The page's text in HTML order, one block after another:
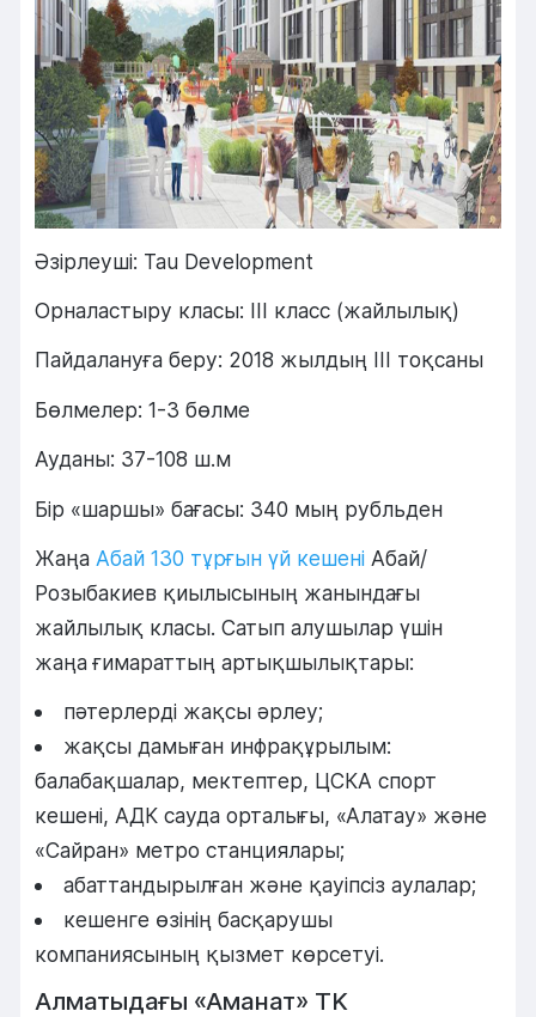
Әзірлеуші: Tau Development
Орналастыру класы: III класс (жайлылық)
Пайдалануға беру: 2018 жылдың III тоқсаны
Бөлмелер: 1-3 бөлме
Ауданы: 37-108 ш.м
Бір «шаршы» бағасы: 340 мың рубльден
Жаңа Абай 130 тұрғын үй кешені Абай/
Розыбакиев қиылысының жанындағы
жайлылық класы. Сатып алушылар үшін
жаңа ғимараттың артықшылықтары:
пәтерлерді жақсы әрлеу;
жақсы дамыған инфрақұрылым:
балабақшалар, мектептер, ЦСКА спорт
кешені, АДК сауда орталығы, «Алатау» және
«Сайран» метро станциялары;
абаттандырылған және қауіпсіз аулалар;
кешенге өзінің басқарушы
компаниясының қызмет көрсетуі.
Алматыдағы «Аманат» TK